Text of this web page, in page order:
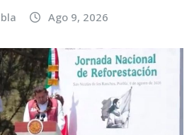
Ago 9, 2026